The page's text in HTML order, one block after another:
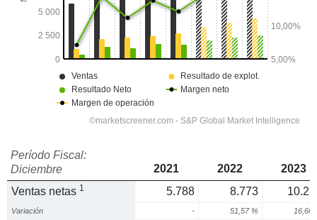
Período Fiscal:
Diciembre
2021 2022
2023
Ventas netas 1 5.788 8.773
Variación - 51,57 % 16,66